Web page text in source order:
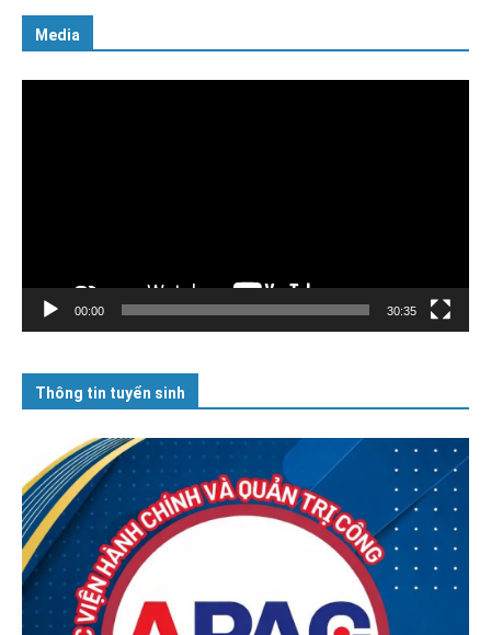
Media
00:00 30:35
Thông tin tuyển sinh